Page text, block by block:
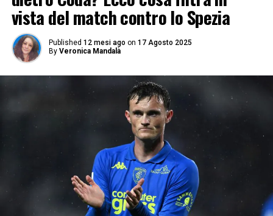
vista del match contro lo Spezia
Published 12 mesi ago on 17 Agosto 2025
By Veronica Mandalà